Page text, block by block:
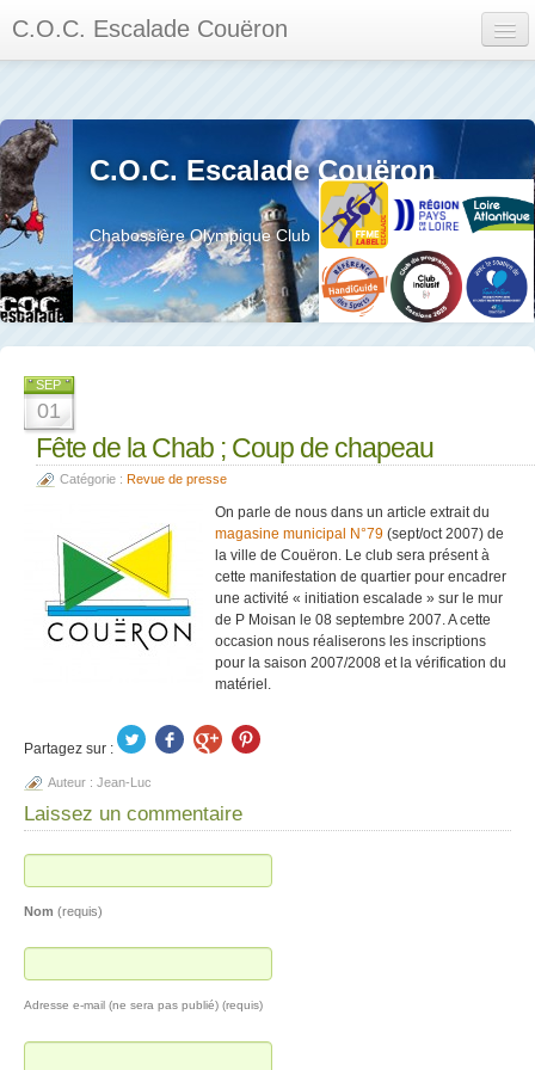
C.O.C. Escalade Couëron
Calendrier des événements et des compétitions
Les membres
Les séances
Privée
La salle et le mur
C.O.C. Escalade Couëron
Chabossière Olympique Club
SEP
01
Fête de la Chab ; Coup de chapeau
Catégorie : Revue de presse
On parle de nous dans un article extrait du
magasine municipal N°79 (sept/oct 2007) de
la ville de Couëron. Le club sera présent à
cette manifestation de quartier pour encadrer
une activité « initiation escalade » sur le mur
de P Moisan le 08 septembre 2007. A cette
occasion nous réaliserons les inscriptions
pour la saison 2007/2008 et la vérification du
matériel.
Partagez sur :
Auteur : Jean-Luc
Laissez un commentaire
Nom (requis)
Adresse e-mail (ne sera pas publié) (requis)